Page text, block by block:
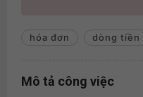
hóa đơn dòng tiền
Mô tả công việc